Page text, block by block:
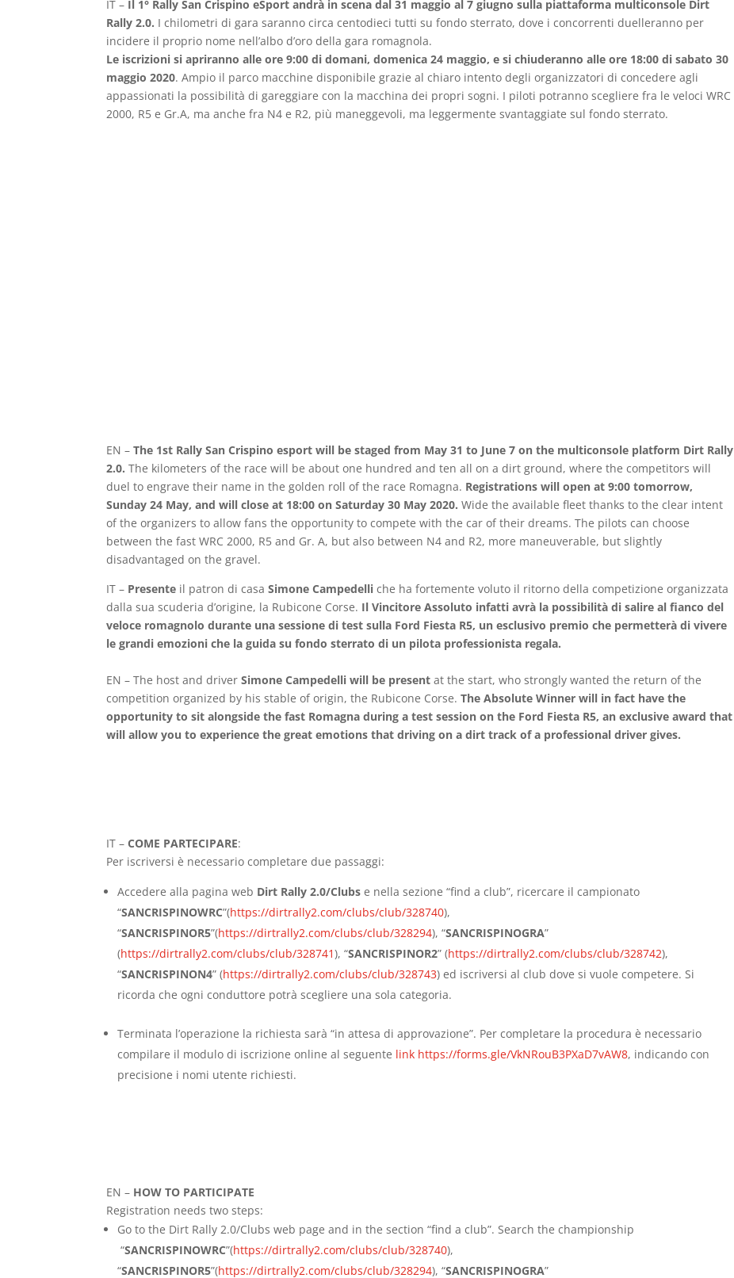
IT – Il 1° Rally San Crispino eSport andrà in scena dal 31 maggio al 7 giugno sulla piattaforma multiconsole Dirt
Rally 2.0. I chilometri di gara saranno circa centodieci tutti su fondo sterrato, dove i concorrenti duelleranno per
incidere il proprio nome nell’albo d’oro della gara romagnola.
Le iscrizioni si apriranno alle ore 9:00 di domani, domenica 24 maggio, e si chiuderanno alle ore 18:00 di sabato 30
maggio 2020. Ampio il parco macchine disponibile grazie al chiaro intento degli organizzatori di concedere agli
appassionati la possibilità di gareggiare con la macchina dei propri sogni. I piloti potranno scegliere fra le veloci WRC
2000, R5 e Gr.A, ma anche fra N4 e R2, più maneggevoli, ma leggermente svantaggiate sul fondo sterrato.
EN –The 1st Rally San Crispino esport will be staged from May 31 to June 7 on the multiconsole platform Dirt Rally
2.0. The kilometers of the race will be about one hundred and ten all on a dirt ground, where the competitors will
duel to engrave their name in the golden roll of the race Romagna. Registrations will open at 9:00 tomorrow,
Sunday 24 May, and will close at 18:00 on Saturday 30 May 2020. Wide the available fleet thanks to the clear intent
of the organizers to allow fans the opportunity to compete with the car of their dreams. The pilots can choose
between the fast WRC 2000, R5 and Gr. A, but also between N4 and R2, more maneuverable, but slightly
disadvantaged on the gravel.
IT – Presente il patron di casaSimone Campedelli che ha fortemente voluto il ritorno della competizione organizzata
dalla sua scuderia d’origine, la Rubicone Corse. Il Vincitore Assoluto infatti avrà la possibilità di salire al fianco del
veloce romagnolo durante una sessione di test sulla Ford Fiesta R5, un esclusivo premio che permetterà di vivere
le grandi emozioni che la guida su fondo sterrato di un pilota professionista regala.
EN – The host and driverSimone Campedelli will be present at the start, who strongly wanted the return of the
competition organized by his stable of origin, the Rubicone Corse.The Absolute Winner will in fact have the
opportunity to sit alongside the fast Romagna during a test session on the Ford Fiesta R5, an exclusive award that
will allow you to experience the great emotions that driving on a dirt track of a professional driver gives.
IT –COME PARTECIPARE:
Per iscriversi è necessario completare due passaggi:
Accedere alla pagina web Dirt Rally 2.0/Clubs e nella sezione “find a club”, ricercare il campionato
“SANCRISPINOWRC”(https://dirtrally2.com/clubs/club/328740),
“SANCRISPINOR5”(https://dirtrally2.com/clubs/club/328294), “SANCRISPINOGRA”
(https://dirtrally2.com/clubs/club/328741), “SANCRISPINOR2” (https://dirtrally2.com/clubs/club/328742),
“SANCRISPINON4” (https://dirtrally2.com/clubs/club/328743) ed iscriversi al club dove si vuole competere. Si
ricorda che ogni conduttore potrà scegliere una sola categoria.
Terminata l’operazione la richiesta sarà “in attesa di approvazione”. Per completare la procedura è necessario
compilare il modulo di iscrizione online al seguente link https://forms.gle/VkNRouB3PXaD7vAW8, indicando con
precisione i nomi utente richiesti.
EN – HOW TO PARTICIPATE
Registration needs two steps:
Go to the Dirt Rally 2.0/Clubs web page and in the section “find a club”. Search the championship
“SANCRISPINOWRC”(https://dirtrally2.com/clubs/club/328740),
“SANCRISPINOR5”(https://dirtrally2.com/clubs/club/328294), “SANCRISPINOGRA”